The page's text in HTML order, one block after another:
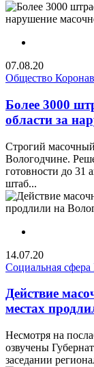
07.08.20
Общество
Более 3000
области за
Строгий
Вологодчине.
готовности до 31
штаб...
14.07.20
Социальная сфера
Действие
местах
Несмотря на
озвучены
заседании